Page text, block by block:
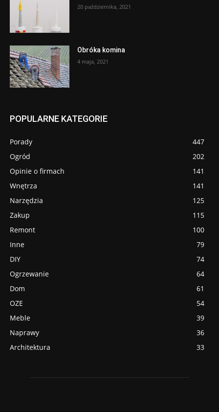
20 października, 2021
Obróka komina
4 maja, 2021
POPULARNE KATEGORIE
Porady
447
Ogród
202
Opinie o firmach
141
Wnętrza
141
Narzędzia
125
Zakup
115
Remont
100
Inne
79
DIY
74
Ogrzewanie
64
Dom
61
OZE
54
Meble
39
Naprawy
36
Architektura
33